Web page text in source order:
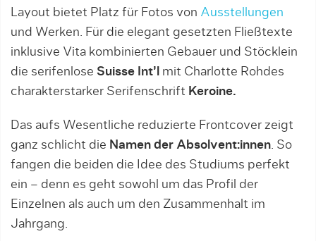
Layout bie­tet Platz für Fotos von Ausstellungen
und Werken. Für die elegant gesetzten Fließtexte
inklusive Vita kombinierten Gebauer und Stöcklein
die serifenlo­se Suisse Int’l mit Charlotte Rohdes
charakterstarker Serifenschrift Keroine.
Das aufs Wesentliche reduzierte Frontcover zeigt
ganz schlicht die Namen der Absolvent:innen. So
fangen die beiden die Idee des Studiums perfekt
ein – denn es geht sowohl um das Profil der
Einzelnen als auch um den Zusammenhalt im
Jahrgang.